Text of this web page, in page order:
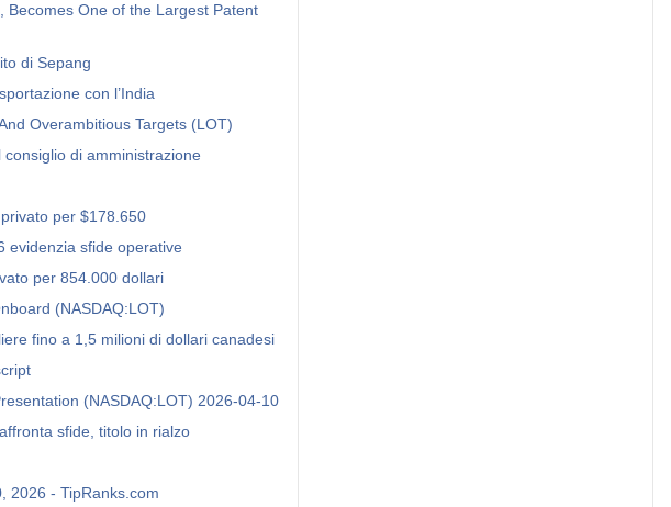
Becomes One of the Largest Patent
di Sepang
con l’India
Overambitious Targets (LOT)
di amministrazione
per $178.650
evidenzia sfide operative
per 854.000 dollari
(NASDAQ:LOT)
fino a 1,5 milioni di dollari canadesi
(NASDAQ:LOT) 2026-04-10
sfide, titolo in rialzo
2026 - TipRanks.com